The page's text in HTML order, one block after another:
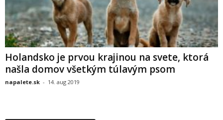
Holandsko je prvou krajinou na svete, ktorá
našla domov všetkým túlavým psom
napalete.sk - 14. aug 2019